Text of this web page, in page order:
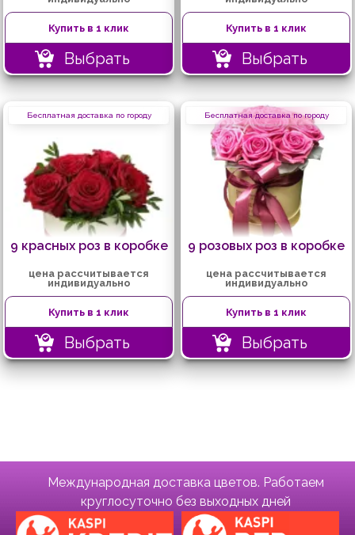
Купить в 1 клик
Выбрать
Купить в 1 клик
Выбрать
Бесплатная доставка по городу
9 красных роз в коробке
цена рассчитывается
индивидуально
Купить в 1 клик
Выбрать
Бесплатная доставка по городу
9 розовых роз в коробке
цена рассчитывается
индивидуально
Купить в 1 клик
Выбрать
Международная доставка цветов. Работаем
круглосуточно без выходных дней